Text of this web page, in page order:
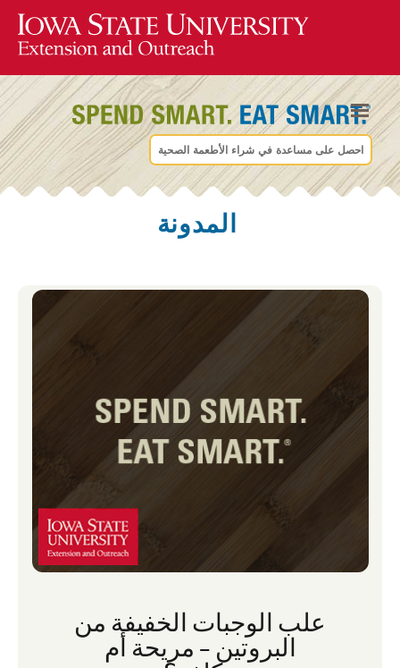
احصل على مساعدة في شراء الأطعمة الصحية
المدونة
علب الوجبات الخفيفة من
البروتين – مريحة أم